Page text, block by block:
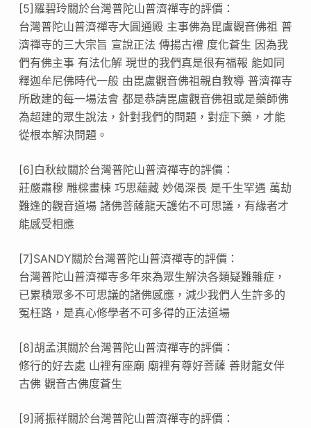
[5]羅碧玲關於台灣普陀山普濟禪寺的評價：
台灣普陀山普濟禪寺大圓通殿 主事佛為毘盧觀音佛祖 普
濟禪寺的三大宗旨 宣說正法 傳揚古禮 度化蒼生 因為我
們有佛主事 有法化解 現世的我們真是很有福報 能如同
釋迦牟尼佛時代一般 由毘盧觀音佛祖親自教導 普濟禪寺
所啟建的每一場法會 都是恭請毘盧觀音佛祖或是藥師佛
為超建的眾生說法，針對我們的問題，對症下藥，才能
從根本解決問題。
[6]白秋紋關於台灣普陀山普濟禪寺的評價：
莊嚴肅穆 雕樑畫棟 巧思蘊藏 妙偈深長 是千生罕遇 萬劫
難逢的觀音道場 諸佛菩薩龍天護佑不可思議，有緣者才
能感受相應
[7]SANDY關於台灣普陀山普濟禪寺的評價：
台灣普陀山普濟禪寺多年來為眾生解決各類疑難雜症，
已累積眾多不可思議的諸佛感應，減少我們人生許多的
冤枉路，是真心修學者不可多得的正法道場
[8]胡孟淇關於台灣普陀山普濟禪寺的評價：
修行的好去處 山裡有座廟 廟裡有尊好菩薩 善財龍女伴
古佛 觀音古佛度蒼生
[9]蔣振祥關於台灣普陀山普濟禪寺的評價：